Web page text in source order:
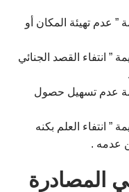
” عدم تهيئة المكان أو
” انتفاء القصد الجنائي
عدم تسهيل حصول
” انتفاء العلم بكنه
عدمه .
المصادرة